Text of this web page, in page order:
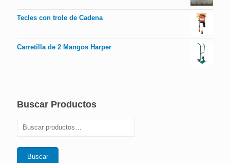
Tecles con trole de Cadena
Carretilla de 2 Mangos Harper
Buscar Productos
Buscar